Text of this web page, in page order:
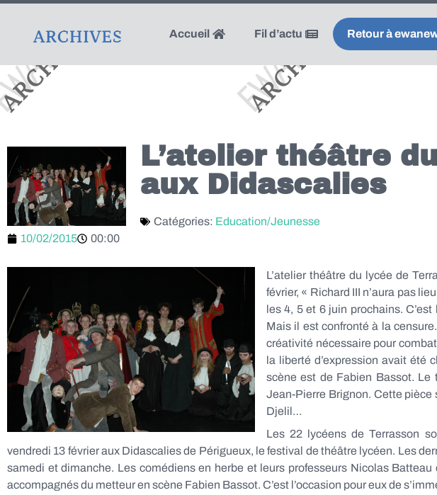
Accueil Fil d’actu Retour à
L’atelier théâtre
aux Didascalies
Catégories: Education/Jeunesse
10/02/2015
00:00
L’atelier théâtre du lycée de
février, « Richard III n’aura pas
les 4, 5 et 6 juin prochains.
Mais il est confronté à la
créativité nécessaire pour
la liberté d’expression avait été
scène est de Fabien Bassot.
Jean-Pierre Brignon. Cette pièce
Djelil…
Les 22 lycéens de Terrasson
vendredi 13 février aux Didascalies de Périgueux, le festival de théâtre lycéen. Les
samedi et dimanche. Les comédiens en herbe et leurs professeurs Nicolas
accompagnés du metteur en scène Fabien Bassot. C’est l’occasion pour eux de